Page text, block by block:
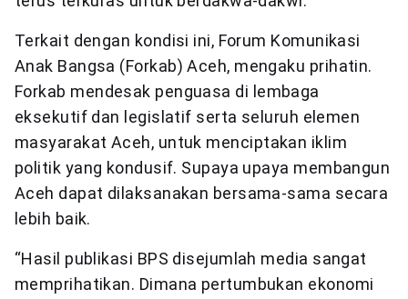
Terkait dengan kondisi ini, Forum Komunikasi
Anak Bangsa (Forkab) Aceh, mengaku prihatin.
Forkab mendesak penguasa di lembaga
eksekutif dan legislatif serta seluruh elemen
masyarakat Aceh, untuk menciptakan iklim
politik yang kondusif. Supaya upaya membangun
Aceh dapat dilaksanakan bersama-sama secara
lebih baik.
“Hasil publikasi BPS disejumlah media sangat
memprihatikan. Dimana pertumbukan ekonomi